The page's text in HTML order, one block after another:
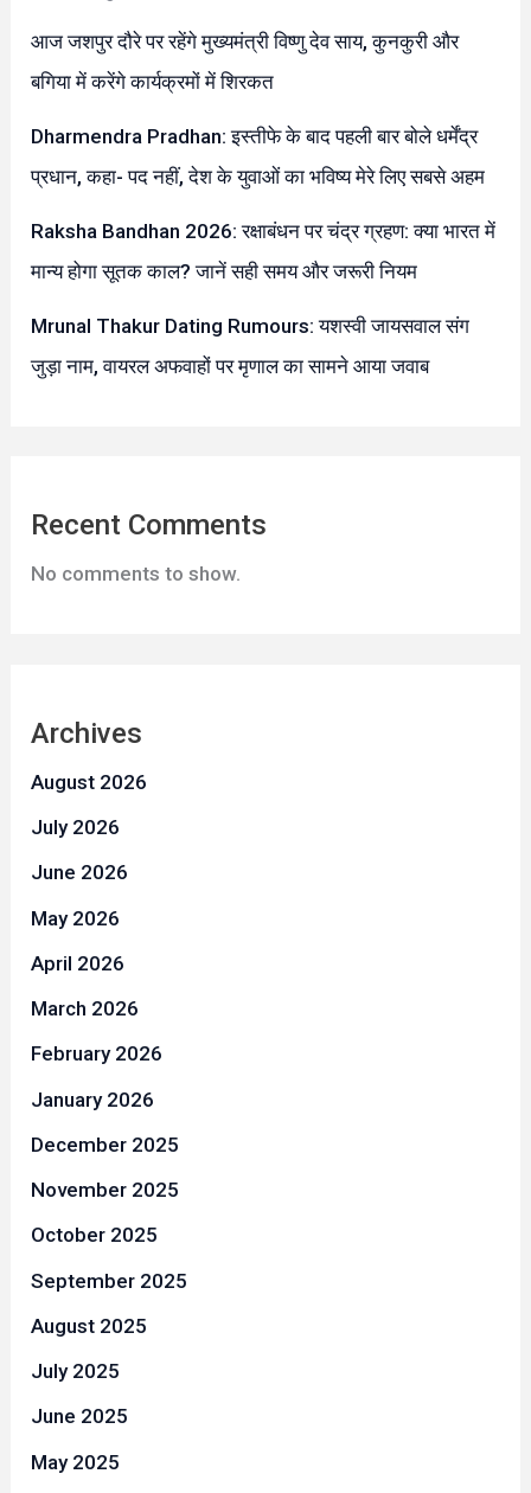
आज जशपुर दौरे पर रहेंगे मुख्यमंत्री विष्णु देव साय, कुनकुरी और
बगिया में करेंगे कार्यक्रमों में शिरकत
Dharmendra Pradhan: इस्तीफे के बाद पहली बार बोले धर्मेंद्र
प्रधान, कहा- पद नहीं, देश के युवाओं का भविष्य मेरे लिए सबसे अहम
Raksha Bandhan 2026: रक्षाबंधन पर चंद्र ग्रहण: क्या भारत में
मान्य होगा सूतक काल? जानें सही समय और जरूरी नियम
Mrunal Thakur Dating Rumours: यशस्वी जायसवाल संग
जुड़ा नाम, वायरल अफवाहों पर मृणाल का सामने आया जवाब
Recent Comments
No comments to show.
Archives
August 2026
July 2026
June 2026
May 2026
April 2026
March 2026
February 2026
January 2026
December 2025
November 2025
October 2025
September 2025
August 2025
July 2025
June 2025
May 2025